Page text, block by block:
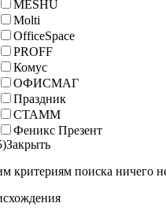
MESHU
Molti
OfficeSpace
PROFF
Комус
ОФИСМАГ
Праздник
СТАММ
Феникс Презент
Закрыть
критериям поиска ничего